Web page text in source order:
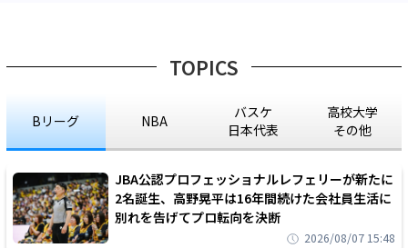
TOPICS
Bリーグ NBA
バスケ
日本代表
高校大学
その他
JBA公認プロフェッショナルレフェリーが新たに
2名誕生、高野晃平は16年間続けた会社員生活に
別れを告げてプロ転向を決断
2026/08/07 15:48